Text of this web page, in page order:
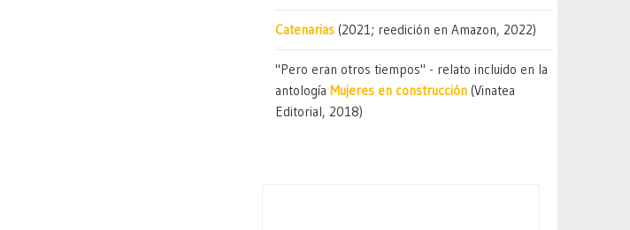
Catenarias (2021; reedición en Amazon, 2022)
"Pero eran otros tiempos" - relato incluido en la
antología Mujeres en construcción (Vinatea
Editorial, 2018)